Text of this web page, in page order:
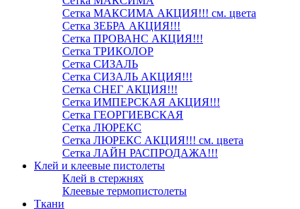
Сетка МАКСИМА АКЦИЯ!!! см. цвета
Сетка ЗЕБРА АКЦИЯ!!!
Сетка ПРОВАНС АКЦИЯ!!!
Сетка ТРИКОЛОР
Сетка СИЗАЛЬ
Сетка СИЗАЛЬ АКЦИЯ!!!
Сетка СНЕГ АКЦИЯ!!!
Сетка ИМПЕРСКАЯ АКЦИЯ!!!
Сетка ГЕОРГИЕВСКАЯ
Сетка ЛЮРЕКС
Сетка ЛЮРЕКС АКЦИЯ!!! см. цвета
Сетка ЛАЙН РАСПРОДАЖА!!!
Клей и клеевые пистолеты
Клей в стержнях
Клеевые термопистолеты
Ткани